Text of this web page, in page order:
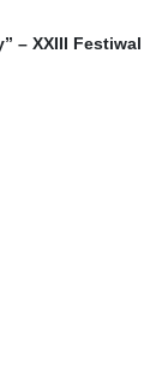
– XXIII Festiwal